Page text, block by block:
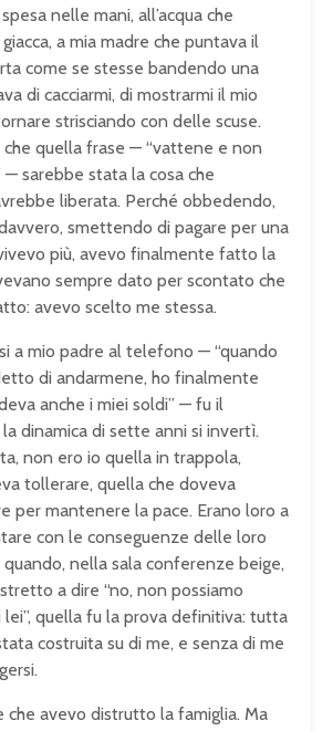
nelle mani, all’acqua che
a mia madre che puntava il
come se stesse bandendo una
di cacciarmi, di mostrarmi il mio
strisciando con delle scuse.
che quella frase — “vattene e non
— sarebbe stata la cosa che
liberata. Perché obbedendo,
smettendo di pagare per una
più, avevo finalmente fatto la
sempre dato per scontato che
avevo scelto me stessa.
a mio padre al telefono — “quando
di andarmene, ho finalmente
anche i miei soldi” — fu il
dinamica di sette anni si invertì.
non ero io quella in trappola,
tollerare, quella che doveva
per mantenere la pace. Erano loro a
con le conseguenze delle loro
nella sala conferenze beige,
a dire “no, non possiamo
lei”, quella fu la prova definitiva: tutta
costruita su di me, e senza di me
che avevo distrutto la famiglia. Ma